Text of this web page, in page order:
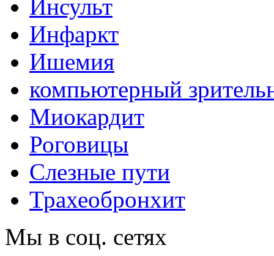
Инсульт
Инфаркт
Ишемия
компьютерный
Миокардит
Роговицы
Слезные пути
Трахеобронхит
Мы в соц. сетях